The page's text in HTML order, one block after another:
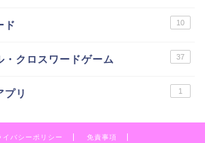
ド 10
・クロスワードゲーム 37
プリ 1
イバシーポリシー 免責事項